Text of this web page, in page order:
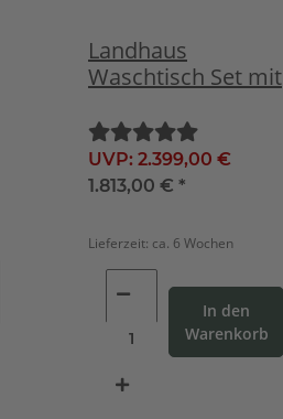
Landhaus
Waschtisch Set mit
UVP: 2.399,00 €
1.813,00 € *
Lieferzeit: ca. 6 Wochen
In den
Warenkorb